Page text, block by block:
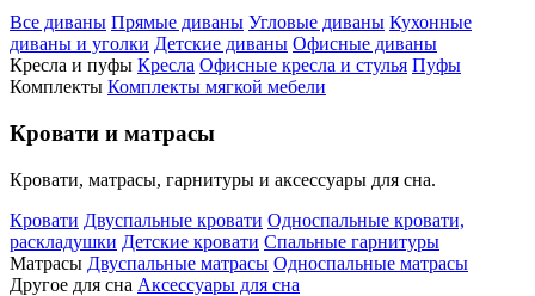
Все диваны Прямые диваны Угловые диваны Кухонные
диваны и уголки Детские диваны Офисные диваны
Кресла и пуфы Кресла Офисные кресла и стулья Пуфы
Комплекты Комплекты мягкой мебели
Кровати и матрасы
Кровати, матрасы, гарнитуры и аксессуары для сна.
Кровати Двуспальные кровати Односпальные кровати,
раскладушки Детские кровати Спальные гарнитуры
Матрасы Двуспальные матрасы Односпальные матрасы
Другое для сна Аксессуары для сна